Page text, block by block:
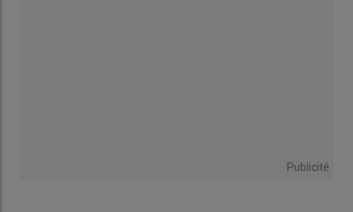
Publicité